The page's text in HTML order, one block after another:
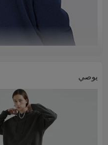
يوصي